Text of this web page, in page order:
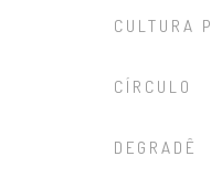
CULTURA
CÍRCULO
DEGRADÊ